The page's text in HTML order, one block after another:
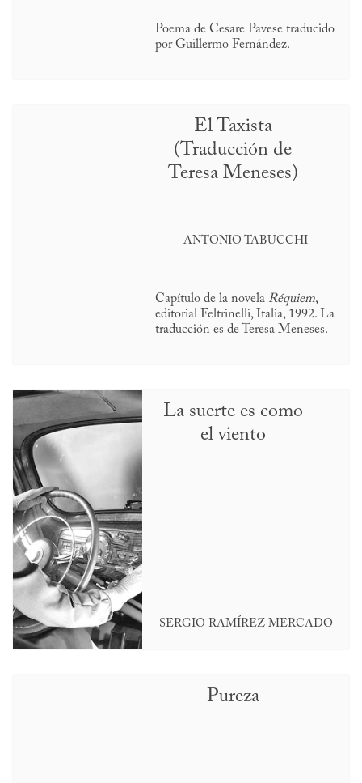
Poema de Cesare Pavese traducido
por Guillermo Fernández.
El Taxista
(Traducción de
Teresa Meneses)
ANTONIO TABUCCHI
Capítulo de la novela Réquiem,
editorial Feltrinelli, Italia, 1992. La
traducción es de Teresa Meneses.
La suerte es como
el viento
SERGIO RAMÍREZ MERCADO
Pureza